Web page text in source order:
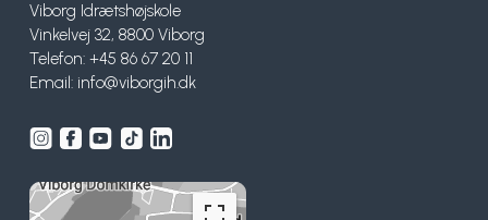
Viborg Idrætshøjskole
Vinkelvej 32, 8800 Viborg
Telefon: +45 86 67 20 11
Email: info@viborgih.dk